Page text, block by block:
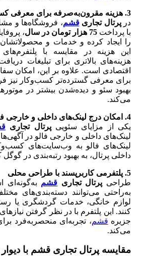
3. هزینه مقرون‌به‌صرفه برای معرفی کسب‌وکار
درپرتال تجاریقشم، فروشگاه‌ها و
با پرداخت 75 هزار تومان در سال
،
را ایجاد کرده و خدمات و
این هزینه در مقایسه با
هزینه‌های بالاتری برای تبلیغات
اقتصادی است. علاوه بر این، امکان
برای معرفی گسترده‌تر کسب‌وکار نیز
بهبود سئو و دیده‌شدن بیشتر در
می‌کند.
4. امکان درج لینک‌های داخلی و خارجی فالو
یکی از مزایای سئوییپرتال تجاری
لینک‌های داخلی و خارجی فالو در
لینک‌های فالو به وب‌سایت‌های
داخلی پرتال، به بهبود رتبه‌بندی در
5. پلتفرمی کاربرپسند با طراحی محلی
طراحی پرتال تجاری قشم به‌گونه‌ای
به‌راحتی می‌توانند دسته‌بندی‌های
لوازم خانگی، خدمات گردشگری یا
کنند. این پلتفرم با در نظر گرفتن
جزیره قشم، تجربه‌ای منحصربه‌فرد
می‌کند.
مقایسه پرتال تجاری قشم با